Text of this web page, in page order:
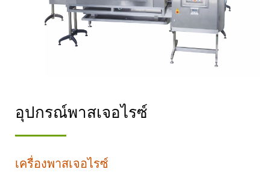
อุปกรณ์พาสเจอไรซ์
เครื่องพาสเจอไรซ์